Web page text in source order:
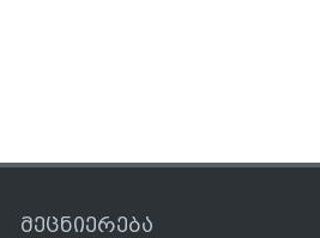
მეცნიერება